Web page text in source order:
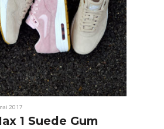
2017
1 Suede Gum